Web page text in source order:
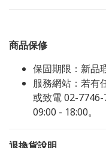
商品保修
保固期限：新品
服務網站：若有
或致電 02-
09:00 - 18:00。